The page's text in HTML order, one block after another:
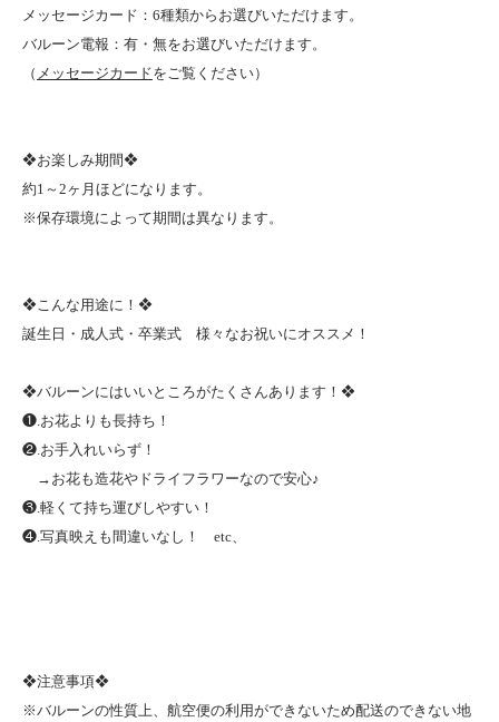
メッセージカード：6種類からお選びいただけます。
バルーン電報：有・無をお選びいただけます。
（ メッセージカードをご覧ください）
❖お楽しみ期間❖
約1～2ヶ月ほどになります。
※保存環境によって期間は異なります。
❖こんな用途に！❖
誕生日・成人式・卒業式 様々なお祝いにオススメ！
❖バルーンにはいいところがたくさんあります！❖
❶.お花よりも長持ち！
❷.お手入れいらず！
→お花も造花やドライフラワーなので安心♪
❸.軽くて持ち運びしやすい！
❹.写真映えも間違いなし！ etc、
❖注意事項❖
※バルーンの性質上、航空便の利用ができないため配送のできない地